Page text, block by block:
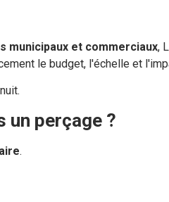
municipaux et commerciaux,
le budget, l'échelle et
perçage ?
.